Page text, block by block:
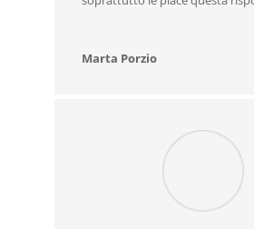
Marta Porzio